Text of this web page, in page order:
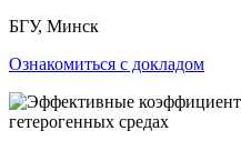
БГУ, Минск
Ознакомиться с докладом